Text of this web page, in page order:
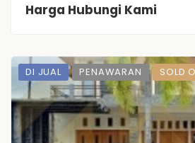
Harga Hubungi Kami
DI JUAL PENAWARAN SOLD